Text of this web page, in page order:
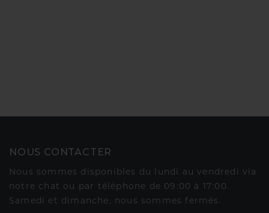
NOUS CONTACTER
Nous sommes disponibles du lundi au vendredi via
notre chat ou par téléphone de 09:00 à 17:00.
Samedi et dimanche, nous sommes fermés.